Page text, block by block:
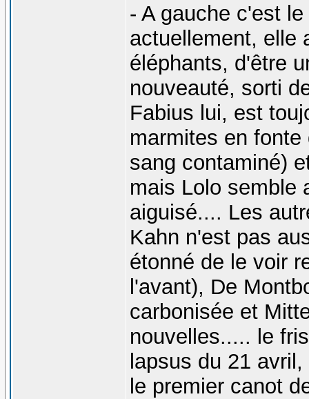
- A gauche c'est
actuellement, elle
éléphants, d'être
nouveauté, sorti
Fabius lui, est
marmites en
sang contaminé)
mais Lolo semble
aiguisé.... Les
Kahn n'est pas
étonné de le voir
l'avant), De
carbonisée et
nouvelles..... le
lapsus du 21
le premier canot